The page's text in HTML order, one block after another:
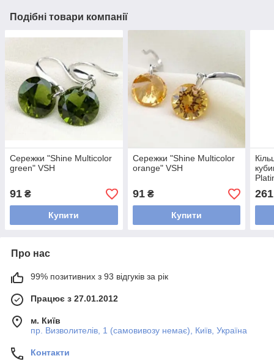
Подібні товари компанії
Сережки "Shine Multicolor
green" VSH
91 ₴
Купити
Сережки "Shine Multicolor
orange" VSH
91₴
Купити
261
Про нас
99% позитивних з 93 відгуків за рік
Працює з 27.01.2012
м. Київ
пр. Визволителів, 1 (самовивозу немає), Київ, Україна
Контакти